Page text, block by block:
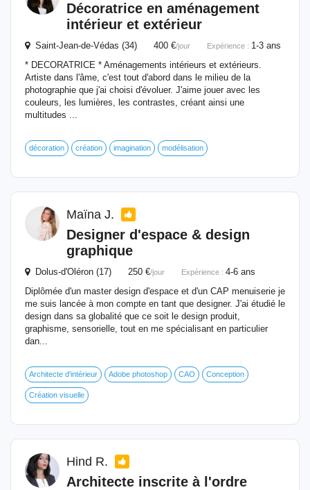
Décoratrice en aménagement
intérieur et extérieur
Saint-Jean-de-Védas (34) 400 €/jour Expérience : 1-3 ans
* DECORATRICE * Aménagements intérieurs et extérieurs.
Artiste dans l'âme, c'est tout d'abord dans le milieu de la
photographie que j'ai choisi d'évoluer. J'aime jouer avec les
couleurs, les lumières, les contrastes, créant ainsi une
multitudes ...
décoration création imagination modélisation
Maïna J.
Designer d'espace & design
graphique
Dolus-d'Oléron (17) 250 €/jour Expérience : 4-6 ans
Diplômée d'un master design d'espace et d'un CAP menuiserie je
me suis lancée à mon compte en tant que designer. J'ai étudié le
design dans sa globalité que ce soit le design produit,
graphisme, sensorielle, tout en me spécialisant en particulier
dan...
Architecte d'intérieur Adobe photoshop CAO Conception
Création visuelle
Hind R.
Architecte inscrite à l'ordre